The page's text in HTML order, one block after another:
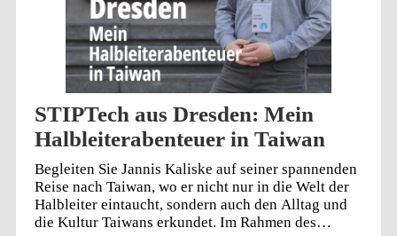
insbesondere mit Chinesisch aus. Während
ihres Praktikums bei Radio Taiwan International hat
sie sich mit den Sprache...
STIPTech aus Dresden: Mein
Halbleiterabenteuer in Taiwan
Begleiten Sie Jannis Kaliske auf seiner spannenden
Reise nach Taiwan, wo er nicht nur in die Welt der
Halbleiter eintaucht, sondern auch den Alltag und
die Kultur Taiwans erkundet. Im Rahmen des